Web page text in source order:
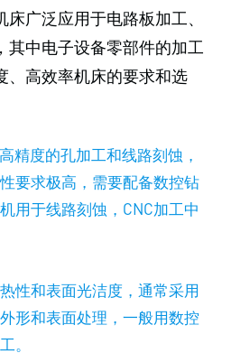
广泛应用于电路板加工、
其中电子设备零部件的加工
、高效率机床的要求和选
精度的孔加工和线路刻蚀，
要求极高，需要配备数控钻
用于线路刻蚀，CNC加工中
性和表面光洁度，通常采用
形和表面处理，一般用数控
。